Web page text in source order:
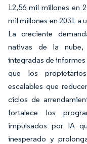
12,56 mil millones en
mil millones en 2031 a
La creciente
nativas de la nube,
integradas de informes
que los
escalables que
ciclos de
fortalece los
impulsados por IA
inesperado y